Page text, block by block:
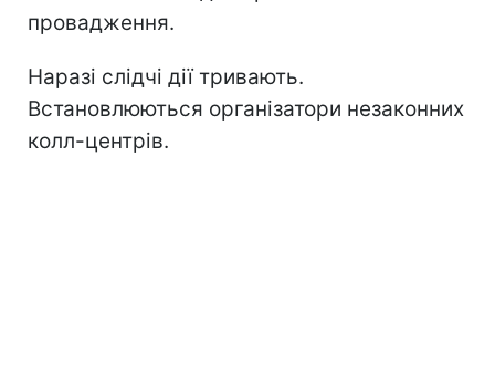
провадження.
Наразі слідчі дії тривають.
Встановлюються організатори незаконних
колл-центрів.